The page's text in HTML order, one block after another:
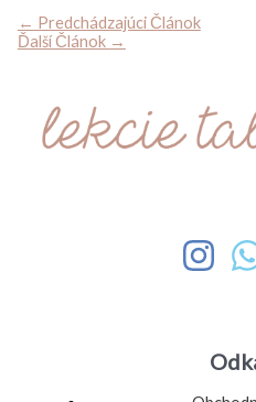
← Predchádzajúci Článok
Ďalší Článok →